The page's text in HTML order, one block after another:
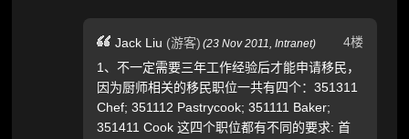
4楼
Jack Liu (游客) (23 Nov 2011,Intranet)
1、不一定需要三年工作经验后才能申请移民，
因为厨师相关的移民职位一共有四个：351311
Chef; 351112 Pastrycook; 351111 Baker;
351411 Cook 这四个职位都有不同的要求: 首